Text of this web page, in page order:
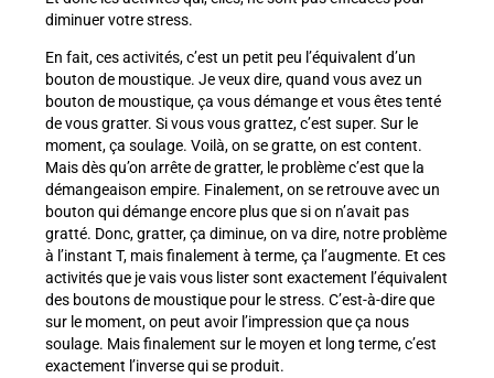
diminuer votre stress.
En fait, ces activités, c’est un petit peu l’équivalent d’un
bouton de moustique. Je veux dire, quand vous avez un
bouton de moustique, ça vous démange et vous êtes tenté
de vous gratter. Si vous vous grattez, c’est super. Sur le
moment, ça soulage. Voilà, on se gratte, on est content.
Mais dès qu’on arrête de gratter, le problème c’est que la
démangeaison empire. Finalement, on se retrouve avec un
bouton qui démange encore plus que si on n’avait pas
gratté. Donc, gratter, ça diminue, on va dire, notre problème
à l’instant T, mais finalement à terme, ça l’augmente. Et ces
activités que je vais vous lister sont exactement l’équivalent
des boutons de moustique pour le stress. C’est-à-dire que
sur le moment, on peut avoir l’impression que ça nous
soulage. Mais finalement sur le moyen et long terme, c’est
exactement l’inverse qui se produit.